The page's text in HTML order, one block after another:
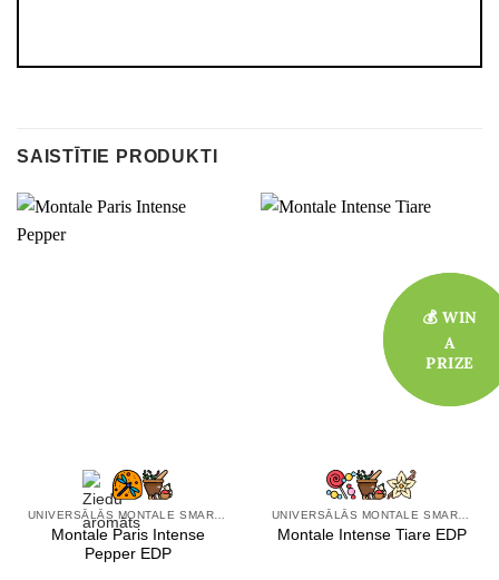
SAISTĪTIE PRODUKTI
Montale Paris Intense
Pepper EDP
Montale Intense Tiare EDP
💰 WIN
A
PRIZE
💰 WIN
A
PRIZE